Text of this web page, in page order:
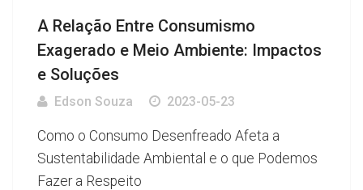
A Relação Entre Consumismo
Exagerado e Meio Ambiente: Impactos
e Soluções
Edson Souza 2023-05-23
Como o Consumo Desenfreado Afeta a
Sustentabilidade Ambiental e o que Podemos
Fazer a Respeito